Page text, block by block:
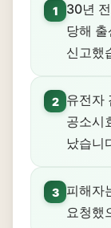
1
30년
당해
신고했
2
유전자
공소시
났습니
3
피해자
요청했